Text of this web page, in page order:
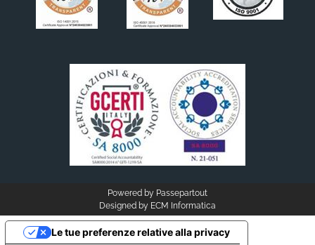
Powered by Passepartout
Designed by ECM Informatica
Le tue preferenze relative alla privacy